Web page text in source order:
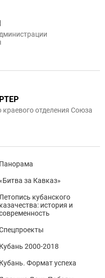
отделения Союза
Панорама
за Кавказ»
Летопись кубанского
казачества: история и
Кубань 2000-2018
Кубань. Формат успеха